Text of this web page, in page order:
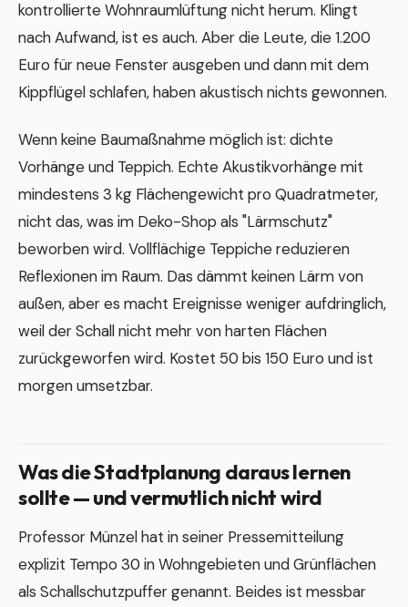
kontrollierte Wohnraumlüftung nicht herum. Klingt
nach Aufwand, ist es auch. Aber die Leute, die 1.200
Euro für neue Fenster ausgeben und dann mit dem
Kippflügel schlafen, haben akustisch nichts gewonnen.
Wenn keine Baumaßnahme möglich ist: dichte
Vorhänge und Teppich. Echte Akustikvorhänge mit
mindestens 3 kg Flächengewicht pro Quadratmeter,
nicht das, was im Deko-Shop als "Lärmschutz"
beworben wird. Vollflächige Teppiche reduzieren
Reflexionen im Raum. Das dämmt keinen Lärm von
außen, aber es macht Ereignisse weniger aufdringlich,
weil der Schall nicht mehr von harten Flächen
zurückgeworfen wird. Kostet 50 bis 150 Euro und ist
morgen umsetzbar.
Was die Stadtplanung daraus lernen
sollte — und vermutlich nicht wird
Professor Münzel hat in seiner Pressemitteilung
explizit Tempo 30 in Wohngebieten und Grünflächen
als Schallschutzpuffer genannt. Beides ist messbar